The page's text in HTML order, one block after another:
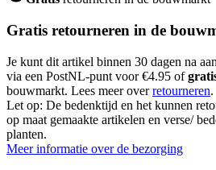
Gratis retourneren in de
Je kunt dit artikel binnen 30 dagen na
via een PostNL-punt voor €4.95 of
bouwmarkt. Lees meer overretourneren.
Let op: De bedenktijd en het kunnen
op maat gemaakte artikelen en verse/
planten.
Meer informatie over de bezorging